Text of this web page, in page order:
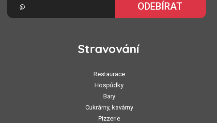
ODEBÍRAT
Stravování
Restaurace
Hospůdky
Bary
Cukrárny, kavárny
Pizzerie